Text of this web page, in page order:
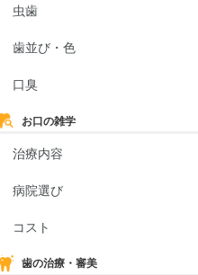
虫歯
歯並び・色
口臭
お口の雑学
治療内容
病院選び
コスト
歯の治療・審美